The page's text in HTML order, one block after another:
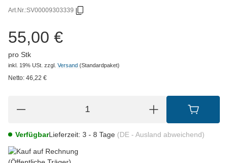
Art.Nr.:SV00009303339
55,00 €
pro Stk
inkl. 19% USt. zzgl. Versand (Standardpaket)
Netto: 46,22 €
VerfügbarLieferzeit: 3 - 8 Tage (DE - Ausland abweichend)